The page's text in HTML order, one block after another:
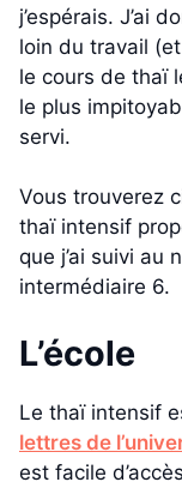
j’espérais. J’ai
loin du travail
le cours de thaï
le plus
servi.
Vous trouverez
thaï intensif
que j’ai suivi au
intermédiaire 6.
L’école
Le thaï intensif
lettres de
est facile